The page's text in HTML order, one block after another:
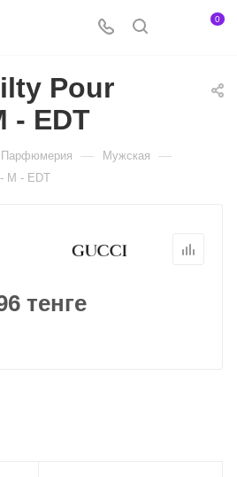
0
Pour
- EDT
Парфюмерия — Мужская —
M - EDT
тенге